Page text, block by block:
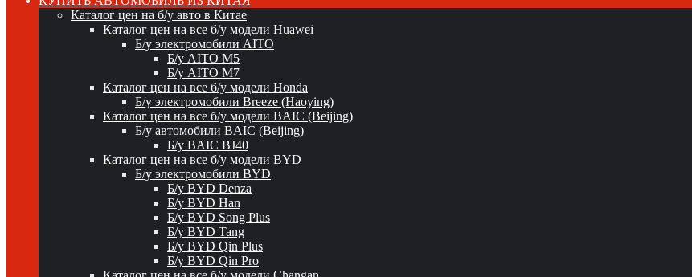
Каталог цен на б/у авто в Китае
Каталог цен на все б/у модели Huawei
Б/у электромобили AITO
Б/у AITO M5
Б/у AITO M7
Каталог цен на все б/у модели Honda
Б/у электромобили Breeze (Haoying)
Каталог цен на все б/у модели BAIC (Beijing)
Б/у автомобили BAIC (Beijing)
Б/у BAIC BJ40
Каталог цен на все б/у модели BYD
Б/у электромобили BYD
Б/у BYD Denza
Б/у BYD Han
Б/у BYD Song Plus
Б/у BYD Tang
Б/у BYD Qin Plus
Б/у BYD Qin Pro